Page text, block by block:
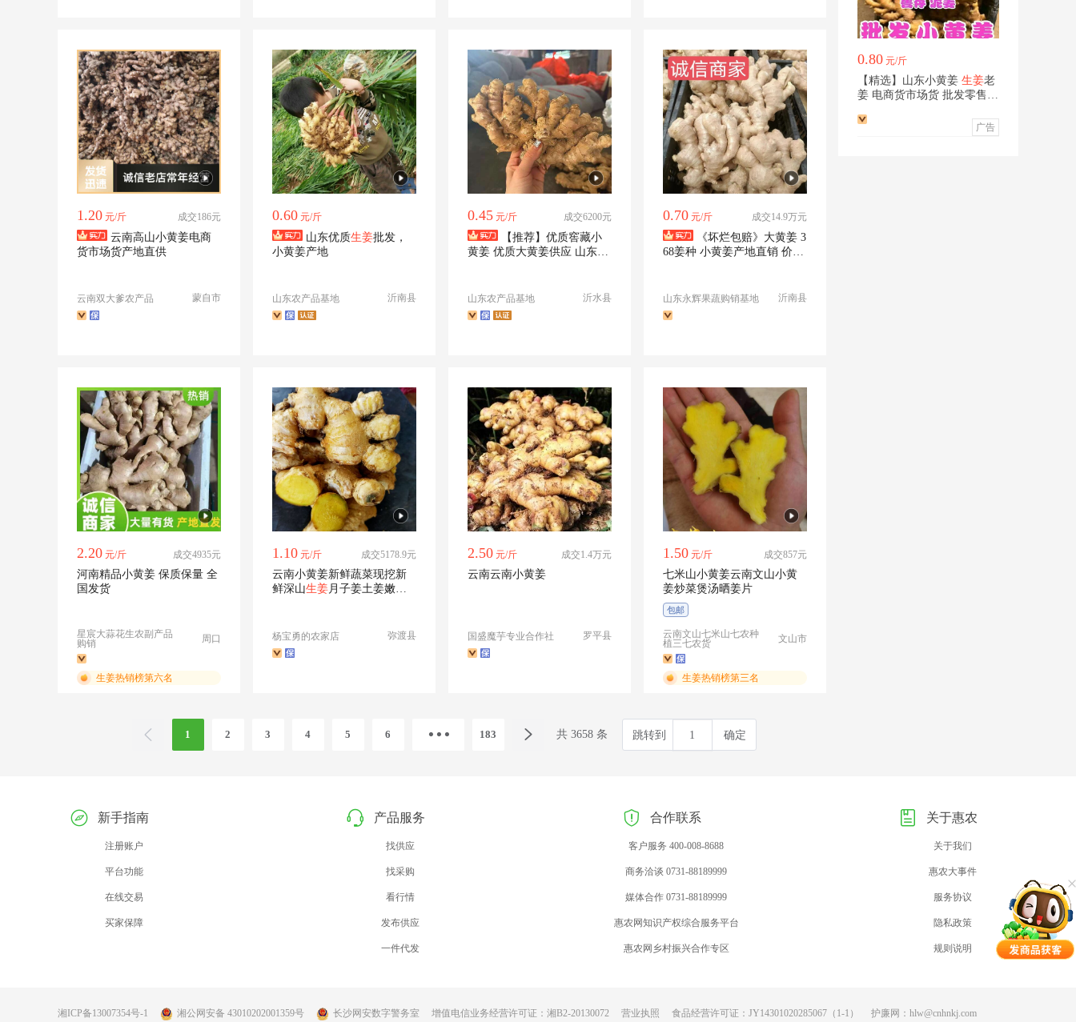
1.20 元/斤 成交186元
云南高山小黄姜电商
货市场货产地直供
云南双大爹农产品 蒙自市
0.60 元/斤
山东优质生姜批发，
小黄姜产地
山东农产品基地 沂南县
0.45 元/斤 成交6200元
【推荐】优质窖藏小
黄姜 优质大黄姜供应 山东产
山东农产品基地 沂水县
0.70 元/斤 成交14.9万元
《坏烂包赔》大黄姜 3
68姜种 小黄姜产地直销 价格
山东永辉果蔬购销基地 沂南县
2.20 元/斤 成交4935元
河南精品小黄姜 保质保量 全
国发货
星宸大蒜花生农副产品
购销
周口
生姜热销榜第六名
1.10 元/斤 成交5178.9元
云南小黄姜新鲜蔬菜现挖新
鲜深山生姜月子姜土姜嫩姜
杨宝勇的农家店 弥渡县
2.50 元/斤 成交1.4万元
云南云南小黄姜
国盛魔芋专业合作社 罗平县
1.50 元/斤 成交857元
七米山小黄姜云南文山小黄
姜炒菜煲汤晒姜片
包邮
云南文山七米山七农种
植三七农货
文山市
生姜热销榜第三名
1 2 3 4 5 6 183 共 3658 条 跳转到 确定
广告
0.80 元/斤
【精选】山东小黄姜 生姜老
姜 电商货市场货 批发零售摆
新手指南
注册账户
平台功能
在线交易
买家保障
产品服务
找供应
找采购
看行情
发布供应
一件代发
合作联系
客户服务 400-008-8688
商务洽谈 0731-88189999
媒体合作 0731-88189999
惠农网知识产权综合服务平台
惠农网乡村振兴合作专区
关于惠农
关于我们
惠农大事件
服务协议
隐私政策
规则说明
湘ICP备13007354号-1 湘公网安备 43010202001359号 长沙网安数字警务室 增值电信业务经营许可证：湘B2-20130072 营业执照 食品经营许可证：JY14301020285067（1-1） 护廉网：hlw@cnhnkj.com